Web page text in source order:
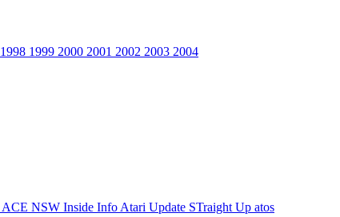
1998 1999 2000 2001 2002 2003 2004
ACE NSW Inside Info Atari Update STraight Up atos